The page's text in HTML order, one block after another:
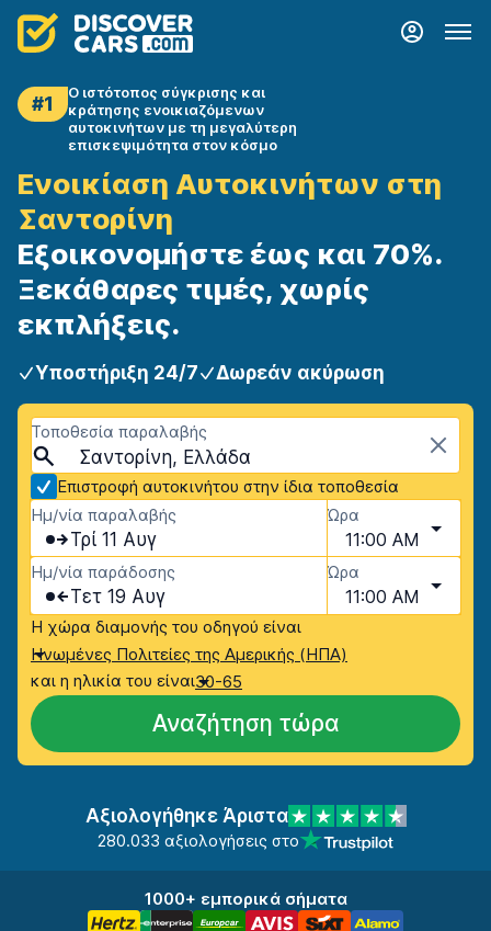
#1
Ο ιστότοπος σύγκρισης και
κράτησης ενοικιαζόμενων
αυτοκινήτων με τη μεγαλύτερη
επισκεψιμότητα στον κόσμο
Ενοικίαση Αυτοκινήτων στη
Σαντορίνη
Εξοικονομήστε έως και 70%.
Ξεκάθαρες τιμές, χωρίς
εκπλήξεις.
Υποστήριξη 24/7 Δωρεάν ακύρωση
Τοποθεσία παραλαβής
Σαντορίνη, Ελλάδα
Επιστροφή αυτοκινήτου στην ίδια τοποθεσία
Ημ/νία παραλαβής
Τρί 11 Αυγ
Ώρα
11:00 AM
Ημ/νία παράδοσης
Τετ 19 Αυγ
Ώρα
11:00 AM
Η χώρα διαμονής του οδηγού είναι
Ηνωμένες Πολιτείες της Αμερικής (ΗΠΑ)
και η ηλικία του είναι30-65
Αναζήτηση τώρα
Αξιολογήθηκε Άριστα
280.033 αξιολογήσεις στο
1000+ εμπορικά σήματα